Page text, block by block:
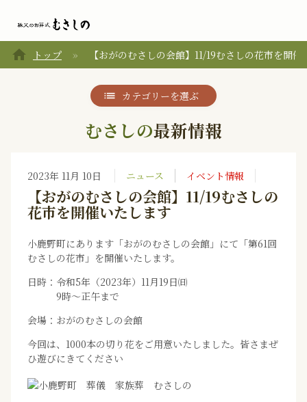
home トップ 【おがのむさしの会館】11/19むさしの花市を開
カテゴリーを選ぶ
むさしの最新情報
2023年 11月 10日 ニュース イベント情報
【おがのむさしの会館】11/19むさしの
花市を開催いたします
小鹿野町にあります「おがのむさしの会館」にて「第61回
むさしの花市」を開催いたします。
日時：令和5年（2023年）11月19日㈰
9時～正午まで
会場：おがのむさしの会館
今回は、1000本の切り花をご用意いたしました。皆さまぜ
ひ遊びにきてください